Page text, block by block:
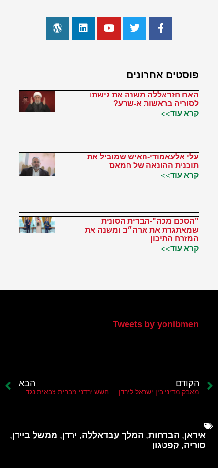
פוסטים אחרונים
האם חזבאללה משנה את גישתו
לסוריה בראשות א-שרע?
קרא עוד>>
עלי אלעאמודי-האיש שמוביל את
תוכנית ההונאה של חמאס
קרא עוד>>
"הסכם מכה"-הברית הסונית
שמאתגרת את ארה״ב ומשנה את
המזרח התיכון
קרא עוד>>
Tweets by yonibmen
הקודם הבא
איראן, הברחות, המלך עבדאללה, ירדן, ממשל ביידן,
סוריה, קפטגון